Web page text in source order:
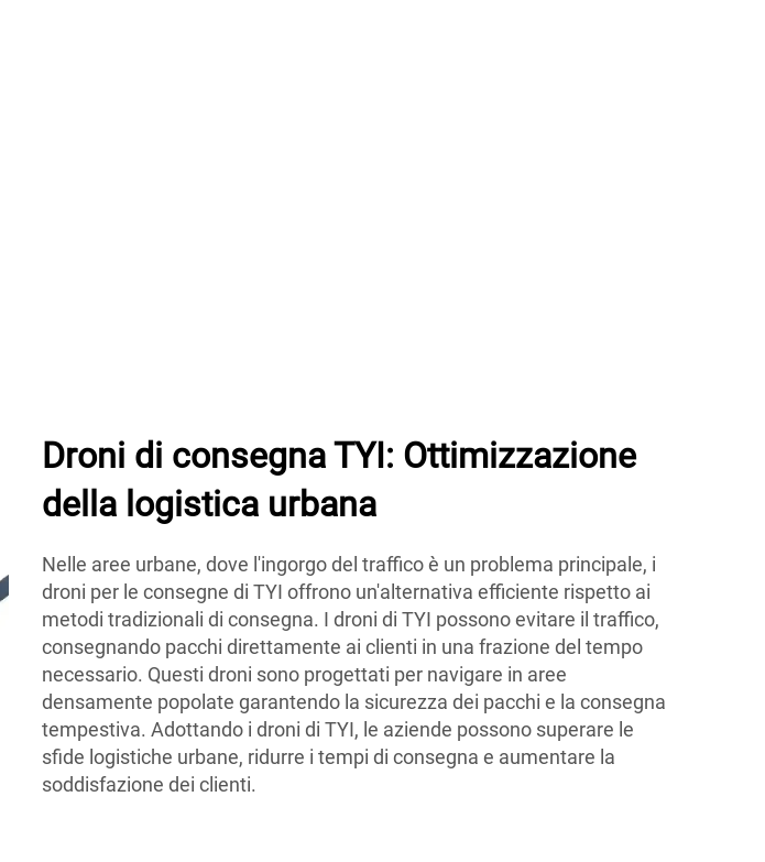
Droni di consegna TYI: Ottimizzazione
della logistica urbana
Nelle aree urbane, dove l'ingorgo del traffico è un problema principale, i
droni per le consegne di TYI offrono un'alternativa efficiente rispetto ai
metodi tradizionali di consegna. I droni di TYI possono evitare il traffico,
consegnando pacchi direttamente ai clienti in una frazione del tempo
necessario. Questi droni sono progettati per navigare in aree
densamente popolate garantendo la sicurezza dei pacchi e la consegna
tempestiva. Adottando i droni di TYI, le aziende possono superare le
sfide logistiche urbane, ridurre i tempi di consegna e aumentare la
soddisfazione dei clienti.